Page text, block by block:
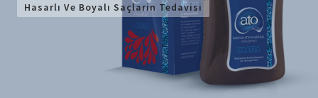
Hasarlı Ve Boyalı Saçlarin Tedavisi